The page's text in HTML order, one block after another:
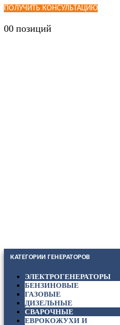
ПОЛУЧИТЬ КОНСУЛЬТАЦИЮ
00 позиций
КАТЕГОРИИ ГЕНЕРАТОРОВ
ЭЛЕКТРОГЕНЕРАТОРЫ
БЕНЗИНОВЫЕ
ГАЗОВЫЕ
ДИЗЕЛЬНЫЕ
СВАРОЧНЫЕ
ЕВРОКОЖУХИ И